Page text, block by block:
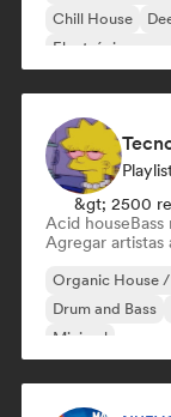
Chill House
Electrónica
&gt; 2500
Acid houseBass
Agregar artistas
Organic House
Drum and Bass
Minimal